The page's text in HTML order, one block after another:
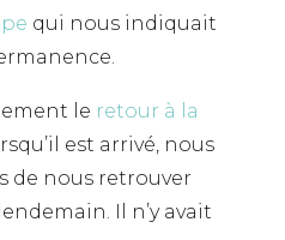
qui nous indiquait
le retour à la
est arrivé, nous
de nous retrouver
Il n’y avait